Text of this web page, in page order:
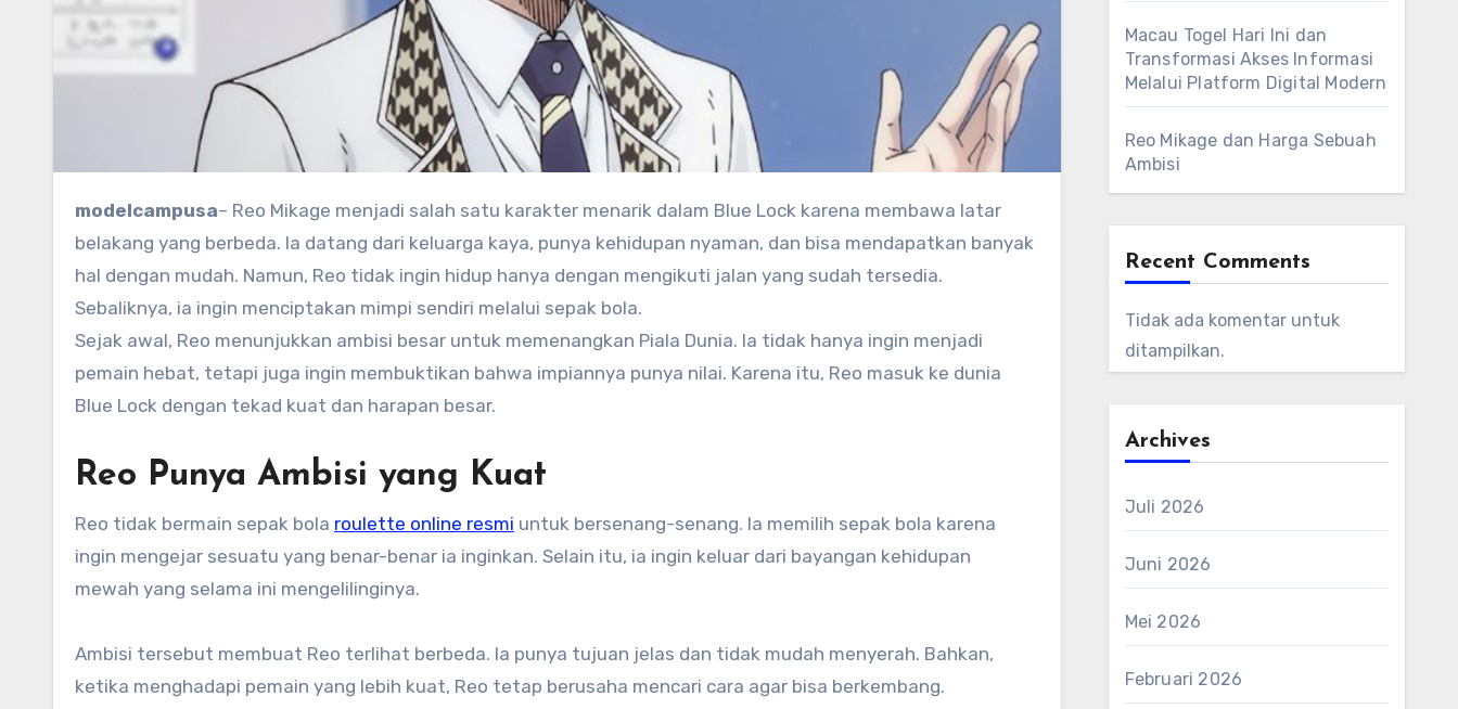
modelcampusa– Reo Mikage menjadi salah satu karakter menarik dalam Blue Lock karena membawa latar
belakang yang berbeda. Ia datang dari keluarga kaya, punya kehidupan nyaman, dan bisa mendapatkan banyak
hal dengan mudah. Namun, Reo tidak ingin hidup hanya dengan mengikuti jalan yang sudah tersedia.
Sebaliknya, ia ingin menciptakan mimpi sendiri melalui sepak bola.
Sejak awal, Reo menunjukkan ambisi besar untuk memenangkan Piala Dunia. Ia tidak hanya ingin menjadi
pemain hebat, tetapi juga ingin membuktikan bahwa impiannya punya nilai. Karena itu, Reo masuk ke dunia
Blue Lock dengan tekad kuat dan harapan besar.
Reo Punya Ambisi yang Kuat
Reo tidak bermain sepak bola roulette online resmi untuk bersenang-senang. Ia memilih sepak bola karena
ingin mengejar sesuatu yang benar-benar ia inginkan. Selain itu, ia ingin keluar dari bayangan kehidupan
mewah yang selama ini mengelilinginya.
Ambisi tersebut membuat Reo terlihat berbeda. Ia punya tujuan jelas dan tidak mudah menyerah. Bahkan,
ketika menghadapi pemain yang lebih kuat, Reo tetap berusaha mencari cara agar bisa berkembang.
Macau Togel Hari Ini dan
Transformasi Akses Informasi
Melalui Platform Digital Modern
Reo Mikage dan Harga Sebuah
Ambisi
Recent Comments
Tidak ada komentar untuk
ditampilkan.
Archives
Juli 2026
Juni 2026
Mei 2026
Februari 2026